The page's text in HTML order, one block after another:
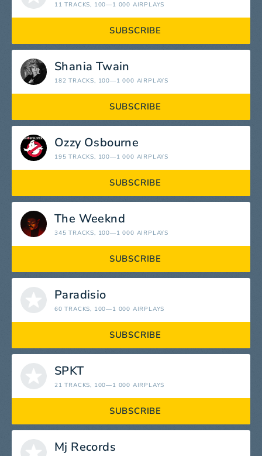
11 TRACKS, 100—1 000 AIRPLAYS
SUBSCRIBE
Shania Twain
182 TRACKS, 100—1 000 AIRPLAYS
SUBSCRIBE
Ozzy Osbourne
195 TRACKS, 100—1 000 AIRPLAYS
SUBSCRIBE
The Weeknd
345 TRACKS, 100—1 000 AIRPLAYS
SUBSCRIBE
Paradisio
60 TRACKS, 100—1 000 AIRPLAYS
SUBSCRIBE
SPKT
21 TRACKS, 100—1 000 AIRPLAYS
SUBSCRIBE
Mj Records